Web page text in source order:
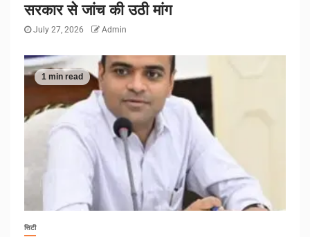
सरकार से जांच की उठी मांग
July 27, 2026 Admin
1 min read
सिटी